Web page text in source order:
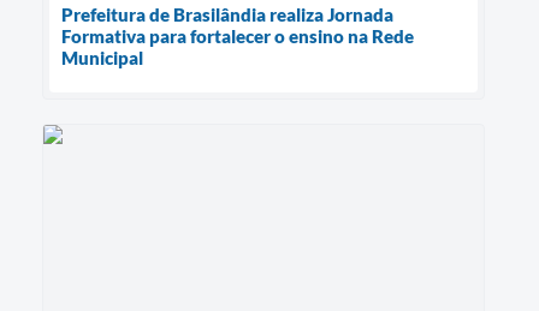
Prefeitura de Brasilândia realiza Jornada
Formativa para fortalecer o ensino na Rede
Municipal